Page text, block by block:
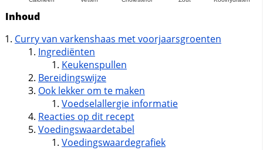
Inhoud
Curry van varkenshaas met voorjaarsgroenten
Ingrediënten
Keukenspullen
Bereidingswijze
Ook lekker om te maken
Voedselallergie informatie
Reacties op dit recept
Voedingswaardetabel
Voedingswaardegrafiek